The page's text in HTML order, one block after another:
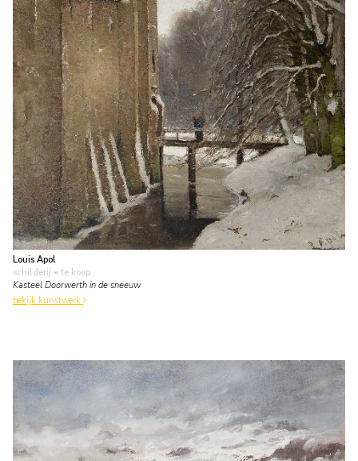
Louis Apol
schilderij • te koop
Kasteel Doorwerth in de sneeuw
bekijk kunstwerk